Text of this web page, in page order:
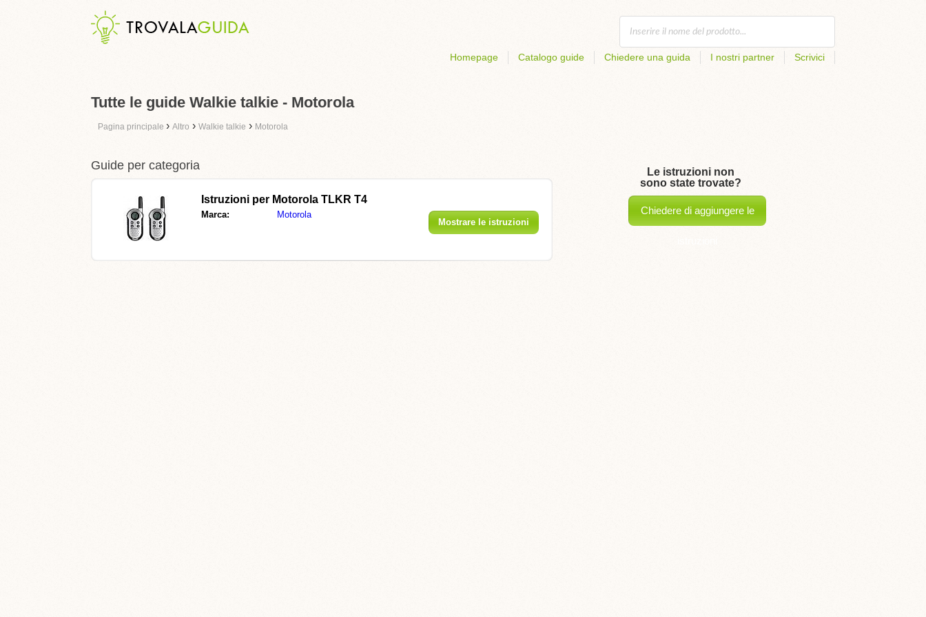
Homepage Catalogo guide Chiedere una guida I nostri partner Scrivici
Tutte le guide Walkie talkie - Motorola
Pagina principale › Altro › Walkie talkie › Motorola
Guide per categoria
Istruzioni per Motorola TLKR T4
Marca: Motorola
Mostrare le istruzioni
Le istruzioni non
sono state trovate?
Chiedere di aggiungere le